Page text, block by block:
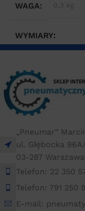
WAGA 0,3 kg
WYMIARY
„Pneumar”
ul. Głębocka
03-287 Warszawa
Telefon: 22 350
Telefon: 791 250
E-mail: